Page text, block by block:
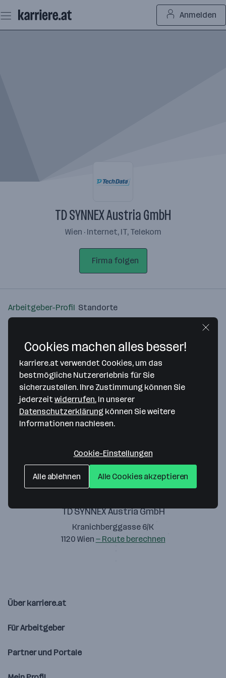
Seiteninhalt
springen
Anmelden
TD SYNNEX Austria GmbH
Wien · Internet, IT, Telekom
Firma folgen
Arbeitgeber-Profil Standorte
Bitte stimme unseren Cookie-
Richtlinien zu, um diese Karte
anzuzeigen.
TD SYNNEX Austria GmbH
Kranichberggasse 6/K
1120 Wien — Route berechnen
Über karriere.at
Für Arbeitgeber
Partner und Portale
Cookies machen alles besser!
karriere.at verwendet Cookies, um das
bestmögliche Nutzererlebnis für Sie
sicherzustellen. Ihre Zustimmung können Sie
jederzeitwiderrufen. In unserer
Datenschutzerklärung können Sie weitere
Informationen nachlesen.
Cookie-Einstellungen
Alle ablehnen Alle Cookies akzeptieren